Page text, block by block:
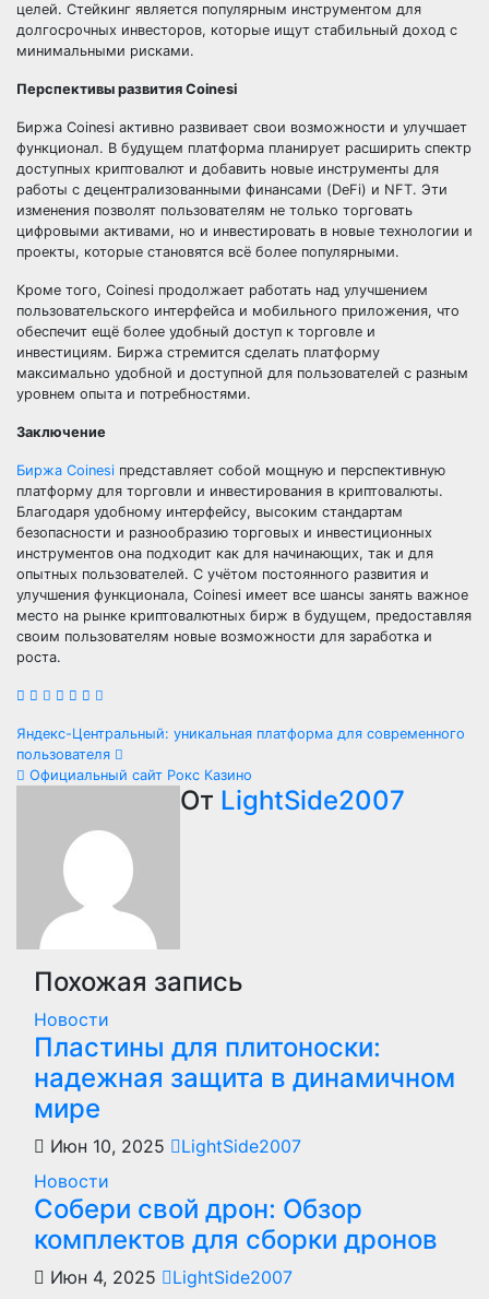
целей. Стейкинг является популярным инструментом для
долгосрочных инвесторов, которые ищут стабильный доход с
минимальными рисками.
Перспективы развития Coinesi
Биржа Coinesi активно развивает свои возможности и улучшает
функционал. В будущем платформа планирует расширить спектр
доступных криптовалют и добавить новые инструменты для
работы с децентрализованными финансами (DeFi) и NFT. Эти
изменения позволят пользователям не только торговать
цифровыми активами, но и инвестировать в новые технологии и
проекты, которые становятся всё более популярными.
Кроме того, Coinesi продолжает работать над улучшением
пользовательского интерфейса и мобильного приложения, что
обеспечит ещё более удобный доступ к торговле и
инвестициям. Биржа стремится сделать платформу
максимально удобной и доступной для пользователей с разным
уровнем опыта и потребностями.
Заключение
Биржа Coinesi представляет собой мощную и перспективную
платформу для торговли и инвестирования в криптовалюты.
Благодаря удобному интерфейсу, высоким стандартам
безопасности и разнообразию торговых и инвестиционных
инструментов она подходит как для начинающих, так и для
опытных пользователей. С учётом постоянного развития и
улучшения функционала, Coinesi имеет все шансы занять важное
место на рынке криптовалютных бирж в будущем, предоставляя
своим пользователям новые возможности для заработка и
роста.
Навигация
по
записям
Яндекс-Центральный: уникальная платформа для современного
пользователя
Официальный сайт Рокс Казино
От LightSide2007
Похожая запись
Новости
Пластины для плитоноски:
надежная защита в динамичном
мире
Июн 10, 2025
LightSide2007
Новости
Собери свой дрон: Обзор
комплектов для сборки дронов
Июн 4, 2025
LightSide2007